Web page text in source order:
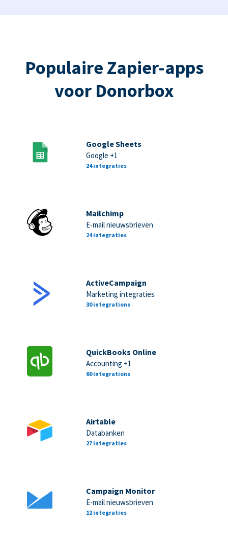
Populaire Zapier-apps
voor Donorbox
Google Sheets
Google +1
24 integraties
Mailchimp
E-mail nieuwsbrieven
24 integraties
ActiveCampaign
Marketing integraties
30 integrations
QuickBooks Online
Accounting +1
60 integrations
Airtable
Databanken
27 integraties
Campaign Monitor
E-mail nieuwsbrieven
12 integraties